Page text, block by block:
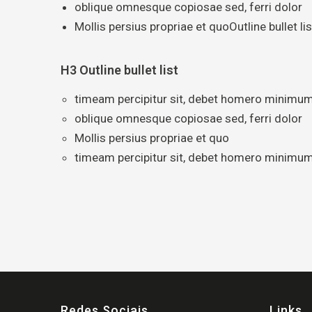
oblique omnesque copiosae sed, ferri dolor
Mollis persius propriae et quoOutline bullet
H3 Outline bullet list
timeam percipitur sit, debet homero
oblique omnesque copiosae sed, ferri dolor
Mollis persius propriae et quo
timeam percipitur sit, debet homero